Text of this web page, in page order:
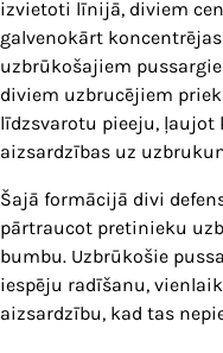
izvietoti līnijā, diviem
galvenokārt
uzbrūkošajiem
diviem uzbrucējiem
līdzsvarotu pieeju,
aizsardzības uz
Šajā formācijā divi
pārtraucot pretinieku
bumbu. Uzbrūkošie
iespēju radīšanu,
aizsardzību, kad tas